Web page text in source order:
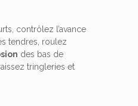
contrôlez l’avance
tendres, roulez
des bas de
tringleries et